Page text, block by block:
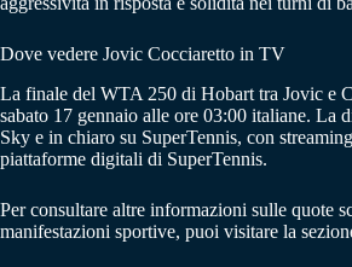
Dove vedere Jovic Cocciaretto in TV
La finale del WTA 250 di Hobart tra Jovic e
sabato 17 gennaio alle ore 03:00 italiane. La
Sky e in chiaro su SuperTennis, con
piattaforme digitali di SuperTennis.
Per consultare altre informazioni sulle quote
manifestazioni sportive, puoi visitare la